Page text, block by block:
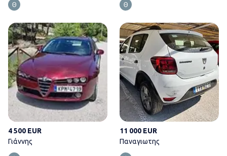
Γιάννης
4 500 EUR
Γιάννης
11 000 EUR
Παναγιωτης